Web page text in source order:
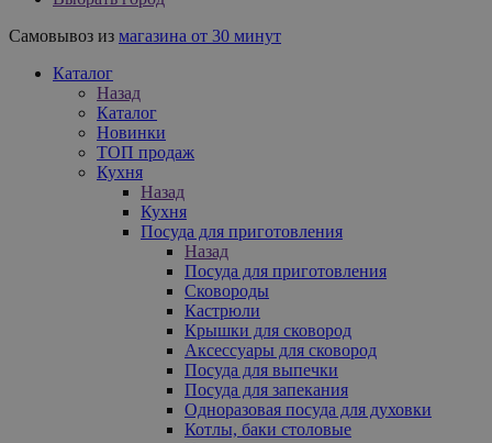
Самовывоз из магазина от 30 минут
Каталог
Назад
Каталог
Новинки
ТОП продаж
Кухня
Назад
Кухня
Посуда для приготовления
Назад
Посуда для приготовления
Сковороды
Кастрюли
Крышки для сковород
Аксессуары для сковород
Посуда для выпечки
Посуда для запекания
Одноразовая посуда для духовки
Котлы, баки столовые